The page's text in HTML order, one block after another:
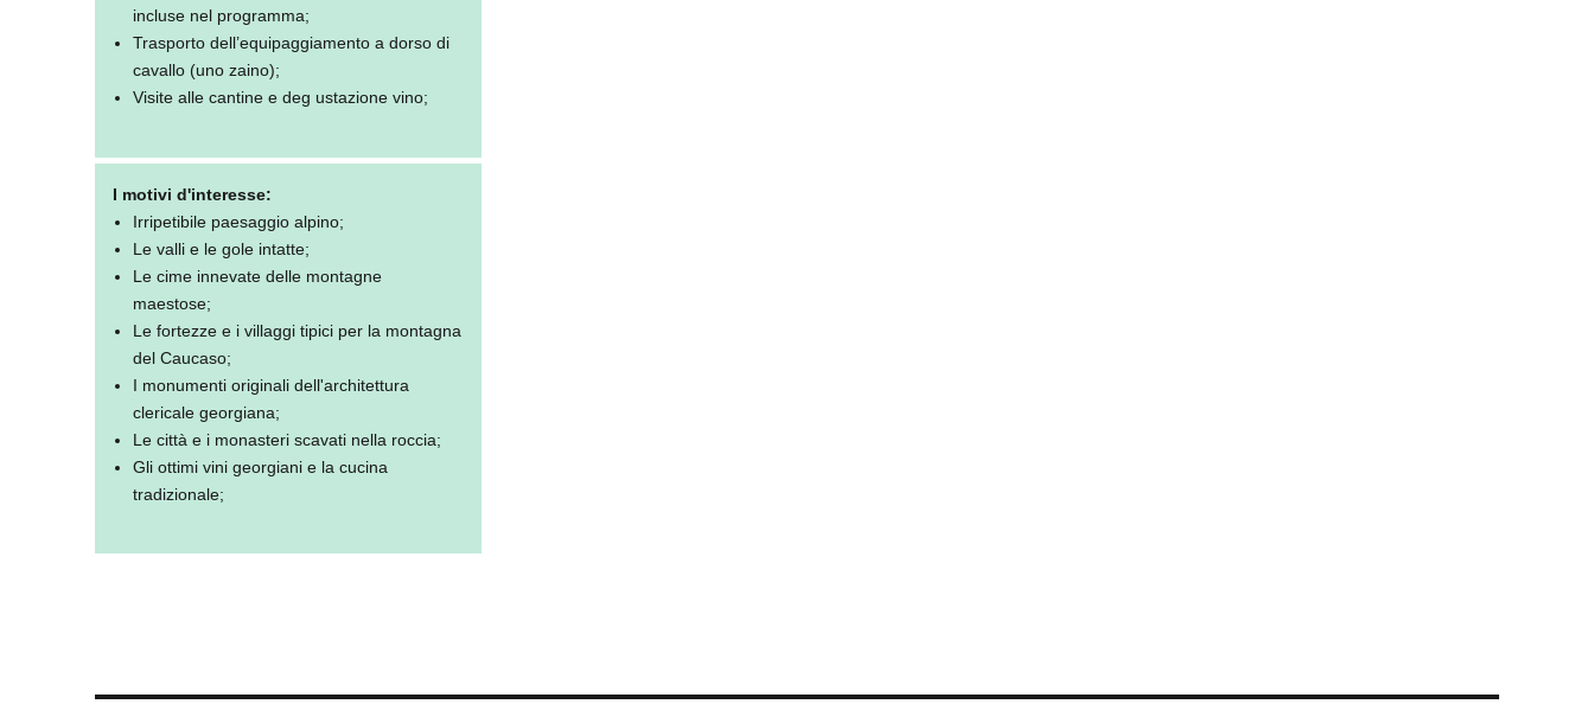
incluse nel programma;
Trasporto dell’equipaggiamento a dorso di
cavallo (uno zaino);
Visite alle cantine e deg ustazione vino;
I motivi d'interesse:
Irripetibile paesaggio alpino;
Le valli e le gole intatte;
Le cime innevate delle montagne
maestose;
Le fortezze e i villaggi tipici per la montagna
del Caucaso;
I monumenti originali dell'architettura
clericale georgiana;
Le città e i monasteri scavati nella roccia;
Gli ottimi vini georgiani e la cucina
tradizionale;